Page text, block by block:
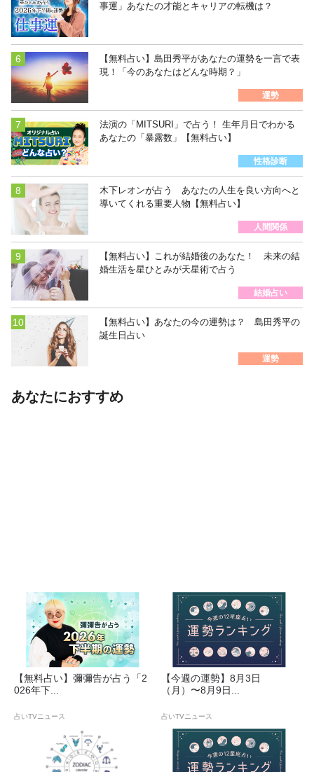
事運」あなたの才能とキャリアの転機は？
【無料占い】島田秀平があなたの運勢を一言で表
現！「今のあなたはどんな時期？」
運勢
法演の「MITSURI」で占う！ 生年月日でわかる
あなたの「暴露数」【無料占い】
性格診断
木下レオンが占う あなたの人生を良い方向へと
導いてくれる重要人物【無料占い】
人間関係
【無料占い】これが結婚後のあなた！ 未来の結
婚生活を星ひとみが天星術で占う
結婚占い
【無料占い】あなたの今の運勢は？ 島田秀平の
誕生日占い
運勢
あなたにおすすめ
【無料占い】彌彌告が占う「2
026年下...
占いTVニュース
【今週の運勢】8月3日
（月）〜8月9日...
占いTVニュース